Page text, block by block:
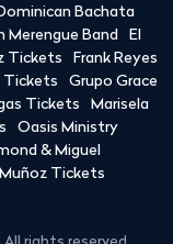
Bachata
Merengue Band
El
Tickets
Frank Reyes
Tickets
Grupo Grace
Tickets
Marisela
Oasis Ministry
& Miguel
Tickets